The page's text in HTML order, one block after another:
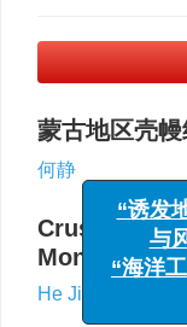
蒙古地区壳
何静
Crust and
Mongolia
He Jing
“诱发
与
“海洋